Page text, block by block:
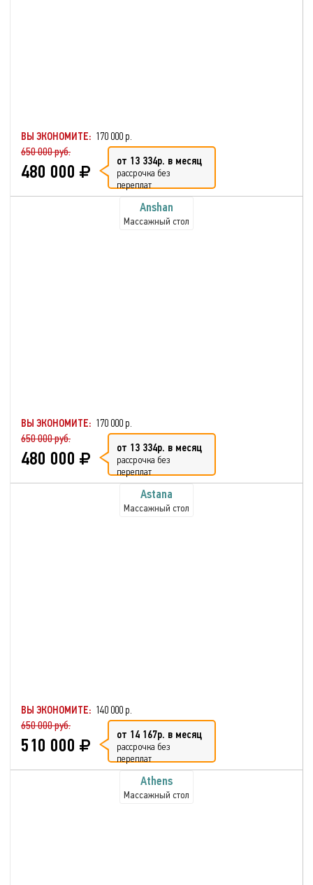
ВЫ ЭКОНОМИТЕ: 170 000 р.
650 000 руб.
480 000 от 13 334р. в месяц
рассрочка без
переплат
Anshan
Массажный стол
ВЫ ЭКОНОМИТЕ: 170 000 р.
650 000 руб.
480 000 от 13 334р. в месяц
рассрочка без
переплат
Astana
Массажный стол
ВЫ ЭКОНОМИТЕ: 140 000 р.
650 000 руб.
510 000 от 14 167р. в месяц
рассрочка без
переплат
Athens
Массажный стол